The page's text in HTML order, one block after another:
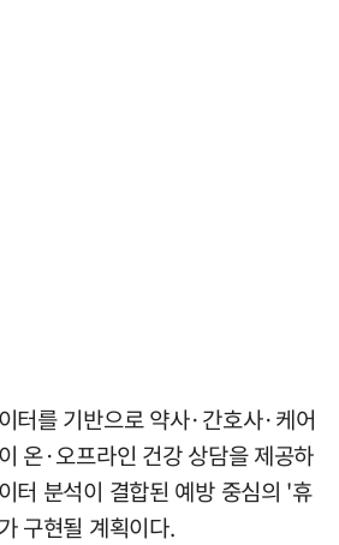
터를 기반으로 약사·간호사·케어
온·오프라인 건강 상담을 제공하
터 분석이 결합된 예방 중심의 '휴
구현될 계획이다.